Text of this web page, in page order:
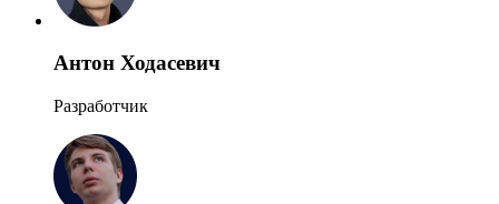
Антон Ходасевич
Разработчик